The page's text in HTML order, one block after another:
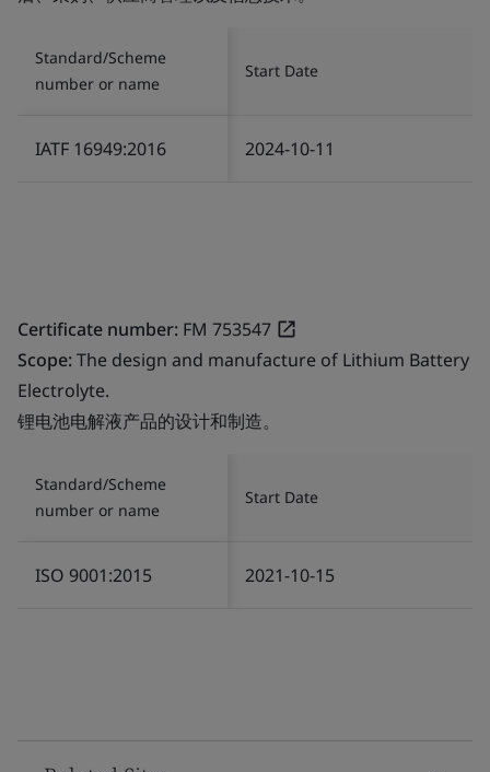
Standard/Scheme
number or name
Start Date
IATF 16949:2016 2024-10-11
Certificate number: FM 753547
Scope:The design and manufacture of Lithium Battery
Electrolyte.
锂电池电解液产品的设计和制造。
Standard/Scheme
number or name
Start Date
ISO 9001:2015 2021-10-15